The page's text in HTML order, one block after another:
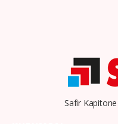
Safir Kapitone